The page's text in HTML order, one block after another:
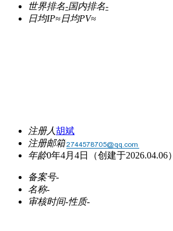
世界排名-国内排名-
日均IP≈日均PV≈
注册人胡斌
注册邮箱
年龄0年4月4日 （创建于2026.04.06）
备案号-
名称-
审核时间-性质-